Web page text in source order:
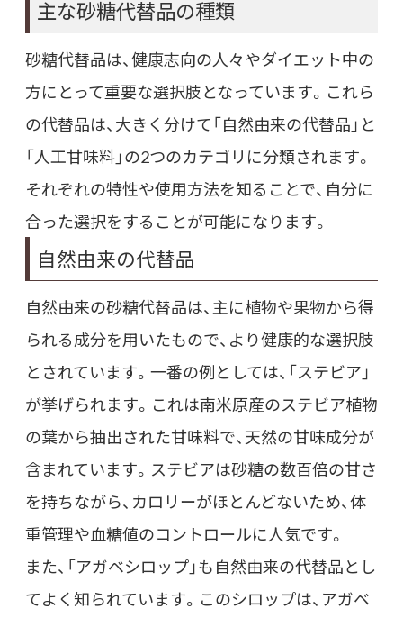
主な砂糖代替品の種類
砂糖代替品は、健康志向の人々やダイエット中の
方にとって重要な選択肢となっています。これら
の代替品は、大きく分けて「自然由来の代替品」と
「人工甘味料」の2つのカテゴリに分類されます。
それぞれの特性や使用方法を知ることで、自分に
合った選択をすることが可能になります。
自然由来の代替品
自然由来の砂糖代替品は、主に植物や果物から得
られる成分を用いたもので、より健康的な選択肢
とされています。一番の例としては、「ステビア」
が挙げられます。これは南米原産のステビア植物
の葉から抽出された甘味料で、天然の甘味成分が
含まれています。ステビアは砂糖の数百倍の甘さ
を持ちながら、カロリーがほとんどないため、体
重管理や血糖値のコントロールに人気です。
また、「アガベシロップ」も自然由来の代替品とし
てよく知られています。このシロップは、アガベ